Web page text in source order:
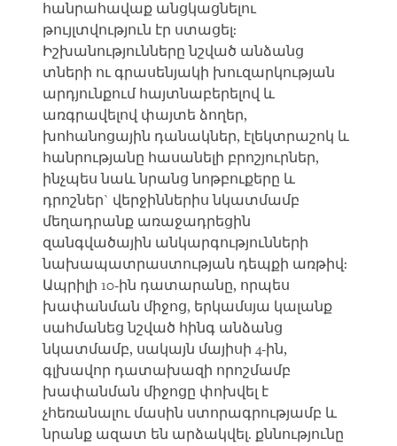
հանրահավաք անցկացնելու
թույլտվություն էր ստացել:
Իշխանությունները նշված անձանց
տների ու գրասենյակի խուզարկության
արդյունքում հայտնաբերելով և
առգրավելով փայտե ձողեր,
խոհանոցային դանակներ, էլեկտրաշոկ և
հանրությանը հասանելի բրոշյուրներ,
ինչպես նաև նրանց նոթբուքերը և
դրոշներ` վերջիններիս նկատմամբ
մեղադրանք առաջադրեցին
զանգվածային անկարգությունների
նախապատրաստության դեպքի առթիվ:
Ապրիլի 10-ին դատարանը, որպես
խափանման միջոց, երկամսյա կալանք
սահմանեց նշված հինգ անձանց
նկատմամբ, սակայն մայիսի 4-ին,
գլխավոր դատախազի որոշմամբ
խափանման միջոցը փոխվել է
չհեռանալու մասին ստորագրությամբ և
նրանք ազատ են արձակվել. քննությունը